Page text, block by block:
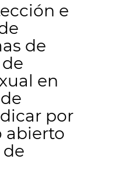
e
de
en
por
abierto